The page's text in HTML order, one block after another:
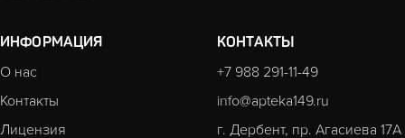
ИНФОРМАЦИЯ
О нас
Контакты
Лицензия
КОНТАКТЫ
+7 988 291-11-49
info@apteka149.ru
г. Дербент, пр. Агасиева 17А